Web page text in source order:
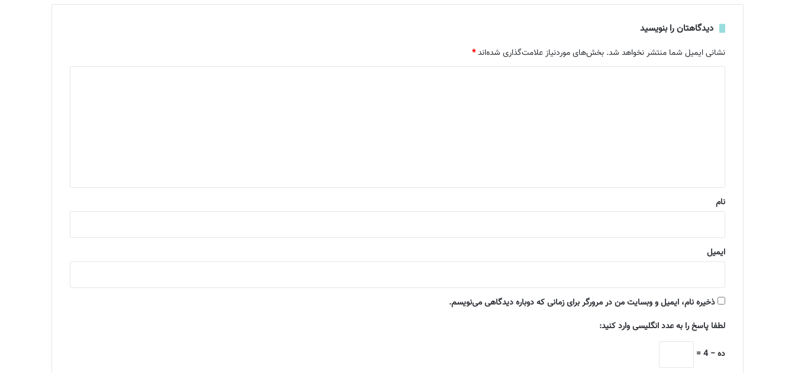
دیدگاهتان را بنویسید
نشانی ایمیل شما منتشر نخواهد شد. بخش‌های موردنیاز علامت‌گذاری شده‌اند*
نام
ایمیل
ذخیره نام، ایمیل و وبسایت من در مرورگر برای زمانی که دوباره دیدگاهی می‌نویسم.
لطفا پاسخ را به عدد انگلیسی وارد کنید:
ده − 4 =